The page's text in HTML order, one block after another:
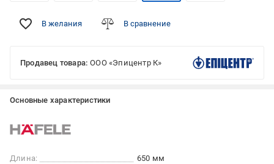
В желания В сравнение
Продавец товара: ООО «Эпицентр К»
Основные характеристики
Длина:
650 мм